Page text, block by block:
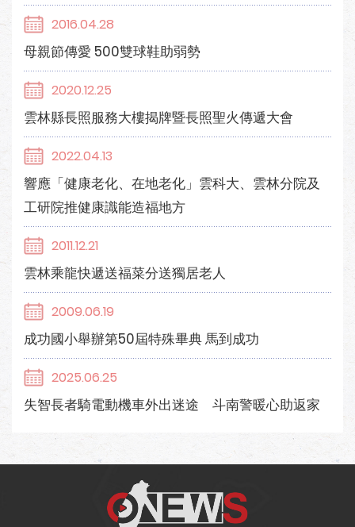
2016.04.28
母親節傳愛 500雙球鞋助弱勢
2020.12.25
雲林縣長照服務大樓揭牌暨長照聖火傳遞大會
2022.04.13
響應「健康老化、在地老化」雲科大、雲林分院及
工研院推健康識能造福地方
2011.12.21
雲林乘龍快遞送福菜分送獨居老人
2009.06.19
成功國小舉辦第50屆特殊畢典 馬到成功
2025.06.25
失智長者騎電動機車外出迷途 斗南警暖心助返家